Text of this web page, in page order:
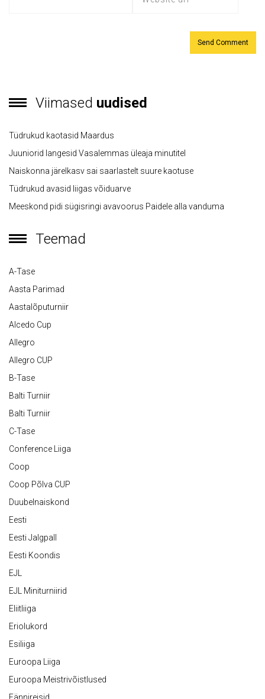
Viimased uudised
Tüdrukud kaotasid Maardus
Juuniorid langesid Vasalemmas üleaja minutitel
Naiskonna järelkasv sai saarlastelt suure kaotuse
Tüdrukud avasid liigas võiduarve
Meeskond pidi sügisringi avavoorus Paidele alla vanduma
Teemad
A-Tase
Aasta Parimad
Aastalõputurniir
Alcedo Cup
Allegro
Allegro CUP
B-Tase
Balti Turniir
Balti Turniir
C-Tase
Conference Liiga
Coop
Coop Põlva CUP
Duubelnaiskond
Eesti
Eesti Jalgpall
Eesti Koondis
EJL
EJL Miniturniirid
Eliitliiga
Eriolukord
Esiliiga
Euroopa Liiga
Euroopa Meistrivõistlused